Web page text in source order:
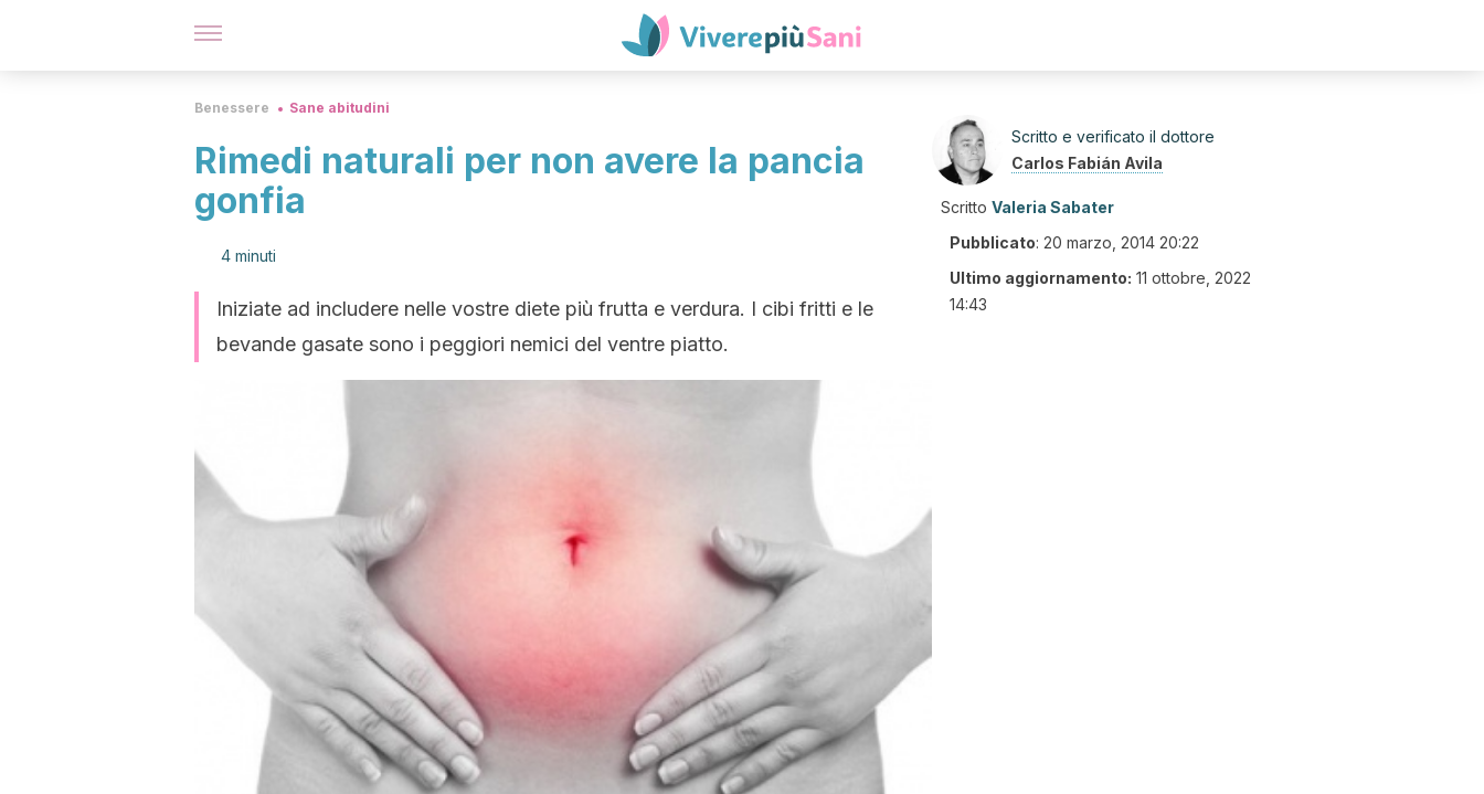
Benessere Sane abitudini
Rimedi naturali per non avere la pancia
gonfia
4 minuti
Iniziate ad includere nelle vostre diete più frutta e verdura. I cibi fritti e le
bevande gasate sono i peggiori nemici del ventre piatto.
Scritto e verificato il dottore
Carlos Fabián Avila
Scritto Valeria Sabater
Pubblicato: 20 marzo, 2014 20:22
Ultimo aggiornamento: 11 ottobre, 2022
14:43